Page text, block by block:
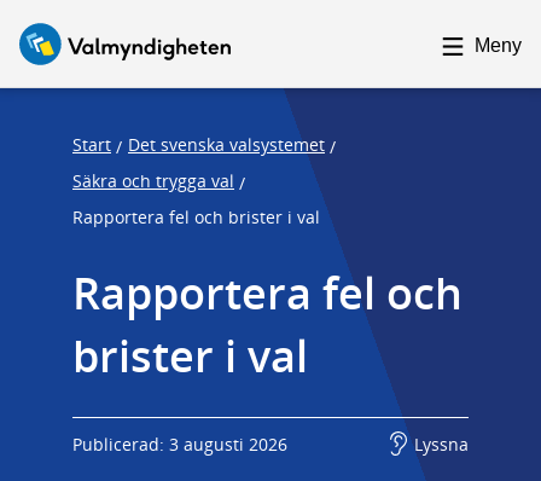
Meny
Start / Det svenska valsystemet /
Säkra och trygga val /
Rapportera fel och brister i val
Rapportera fel och
brister i val
Publicerad: 3 augusti 2026 Lyssna
c
c